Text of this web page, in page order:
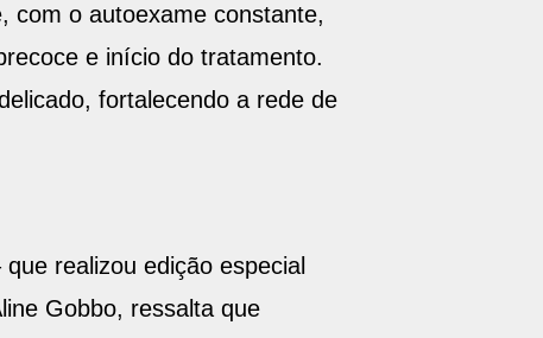
com o autoexame constante,
e início do tratamento.
fortalecendo a rede de
realizou edição especial
Gobbo, ressalta que